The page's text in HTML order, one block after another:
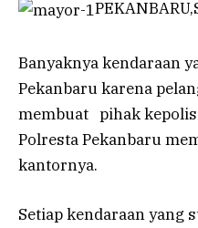
Banyaknya kendaraan
Pekanbaru karena
membuat pihak
Polresta Pekanbaru
kantornya.
Setiap kendaraan yang